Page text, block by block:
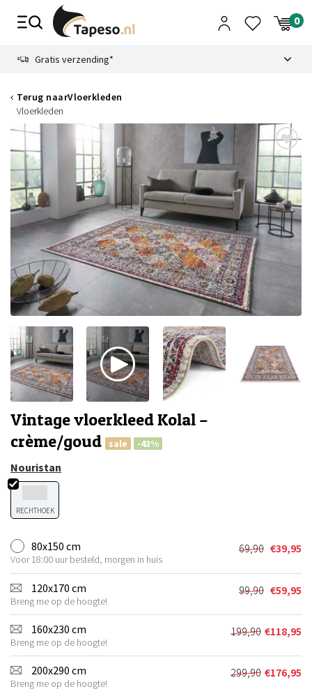
Gratis verzending*
Terug naarVloerkleden
Vloerkleden
Vintage vloerkleed Kolal –
crème/goud
sale -43%
Nouristan
RECHTHOEK
80x150 cm
Voor 18:00 uur besteld, morgen in huis
69,90
prijs
was:
€69,90.
€39,95
Huidige
prijs
is:
€39,95.
120x170 cm
Breng me op de hoogte!
99,90
prijs
was:
€99,90.
€59,95
Huidige
prijs
is:
€59,95.
160x230 cm
Breng me op de hoogte!
199,90
prijs
was:
€199,90.
€118,95
Huidige
prijs
is:
€118,95.
200x290 cm
Breng me op de hoogte!
299,90 €176,95
Huidige